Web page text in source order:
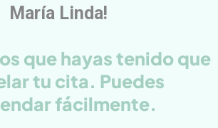
María Linda!
que hayas tenido que
tu cita. Puedes
fácilmente.